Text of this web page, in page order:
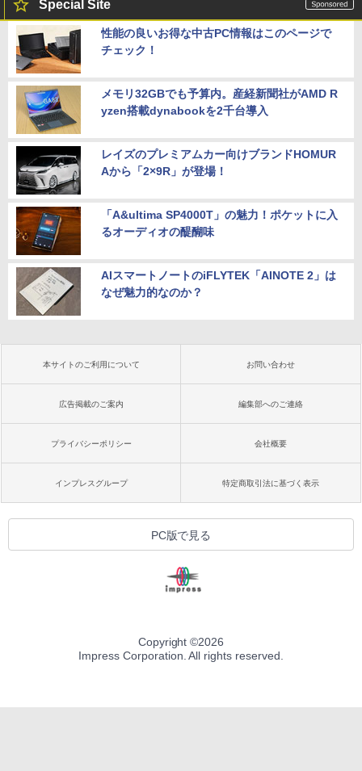
Special Site
性能の良いお得な中古PC情報はこのページで
チェック！
メモリ32GBでも予算内。産経新聞社がAMD R
yzen搭載dynabookを2千台導入
レイズのプレミアムカー向けブランドHOMUR
Aから「2×9R」が登場！
「A&ultima SP4000T」の魅力！ポケットに入
るオーディオの醍醐味
AIスマートノートのiFLYTEK「AINOTE 2」は
なぜ魅力的なのか？
本サイトのご利用について お問い合わせ
広告掲載のご案内 編集部へのご連絡
プライバシーポリシー 会社概要
インプレスグループ 特定商取引法に基づく表示
PC版で見る
Copyright ©2026
Impress Corporation. All rights reserved.